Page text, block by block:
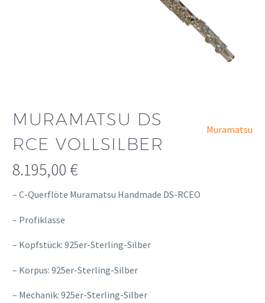
MURAMATSU DS
RCE VOLLSILBER
Muramatsu
8.195,00 €
– C-Querflöte Muramatsu Handmade DS-RCEO
– Profiklasse
– Kopfstück: 925er-Sterling-Silber
– Korpus: 925er-Sterling-Silber
– Mechanik: 925er-Sterling-Silber